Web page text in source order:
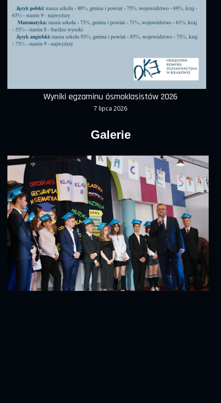
Wyniki egzaminu ósmoklasistów 2026
7 lipca 2026
Galerie